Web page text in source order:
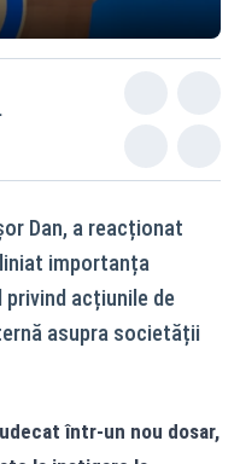
Dan, a reacționat
importanța
acțiunile de
asupra societății
într-un nou dosar,